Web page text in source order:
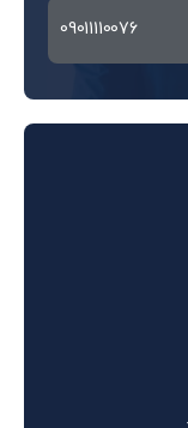
09011110076